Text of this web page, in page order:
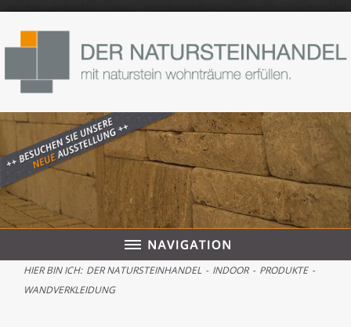
HIER BIN ICH: DER NATURSTEINHANDEL - INDOOR - PRODUKTE -
WANDVERKLEIDUNG